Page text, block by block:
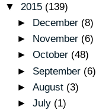
▼ 2015 (139)
► December (8)
► November (6)
►October (48)
► September (6)
►August (3)
►July (1)